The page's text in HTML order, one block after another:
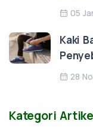
05
Kaki
28
Kategori